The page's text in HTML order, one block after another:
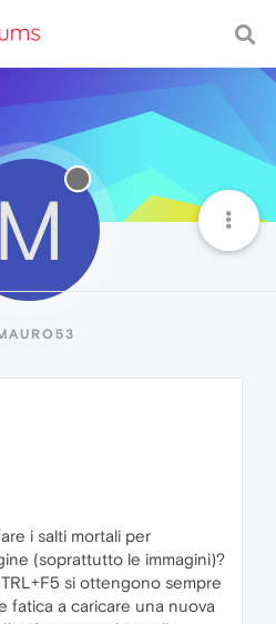
M
i salti mortali per
(soprattutto le immagini)?
si ottengono sempre
fatica a caricare una nuova